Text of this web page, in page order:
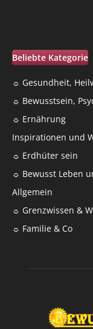
Beliebte Kategorie
☼ Gesundheit,
☼ Bewusstsein,
☼ Ernährung
Inspirationen und
☼ Erdhüter sein
☼ Bewusst Leben
Allgemein
☼ Grenzwissen &
☼ Familie & Co